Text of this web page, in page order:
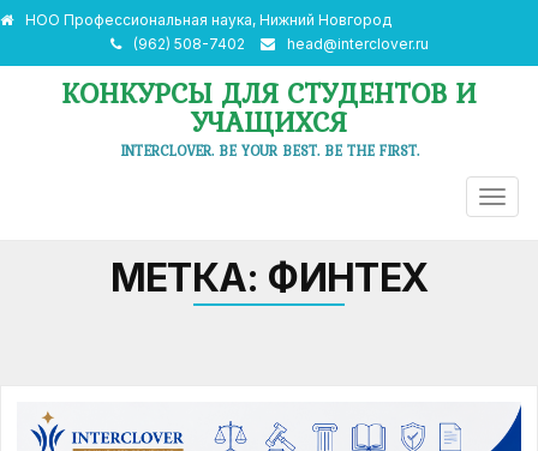
НОО Профессиональная наука, Нижний Новгород
(962) 508-7402
head@interclover.ru
КОНКУРСЫ ДЛЯ СТУДЕНТОВ И
УЧАЩИХСЯ
INTERCLOVER. BE YOUR BEST. BE THE FIRST.
МЕТКА: ФИНТЕХ